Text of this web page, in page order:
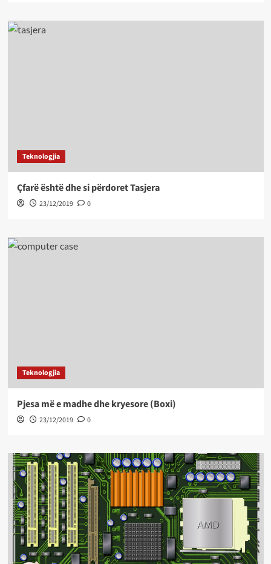
Teknologjia
Çfarë është dhe si përdoret Tasjera
23/12/2019 0
Teknologjia
Pjesa më e madhe dhe kryesore (Boxi)
23/12/2019 0